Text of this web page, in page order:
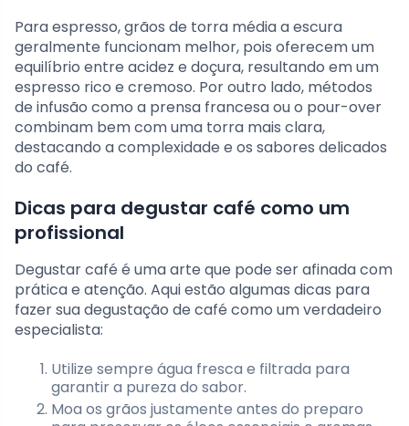
Para espresso, grãos de torra média a escura
geralmente funcionam melhor, pois oferecem um
equilíbrio entre acidez e doçura, resultando em um
espresso rico e cremoso. Por outro lado, métodos
de infusão como a prensa francesa ou o pour-over
combinam bem com uma torra mais clara,
destacando a complexidade e os sabores delicados
do café.
Dicas para degustar café como um
profissional
Degustar café é uma arte que pode ser afinada com
prática e atenção. Aqui estão algumas dicas para
fazer sua degustação de café como um verdadeiro
especialista:
Utilize sempre água fresca e filtrada para
garantir a pureza do sabor.
Moa os grãos justamente antes do preparo